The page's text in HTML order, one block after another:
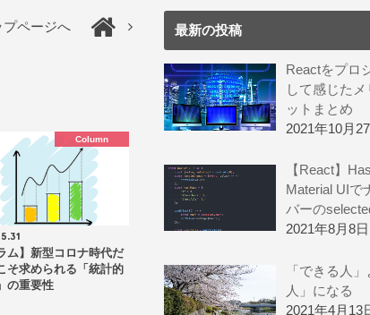
プページへ
Column
ム】新型コロナ時代だ
そ求められる「統計的
の重要性
最新の投稿
Reactをプロ
して感じた
ットまとめ
2021年10月
【React】
Material UIで
バーの
2021年8月8日
「できる人
人」になる
2021年4月13